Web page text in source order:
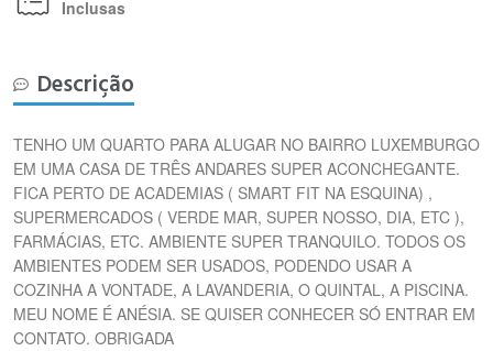
Inclusas
Descrição
TENHO UM QUARTO PARA ALUGAR NO BAIRRO LUXEMBURGO
EM UMA CASA DE TRÊS ANDARES SUPER ACONCHEGANTE.
FICA PERTO DE ACADEMIAS ( SMART FIT NA ESQUINA) ,
SUPERMERCADOS ( VERDE MAR, SUPER NOSSO, DIA, ETC ),
FARMÁCIAS, ETC. AMBIENTE SUPER TRANQUILO. TODOS OS
AMBIENTES PODEM SER USADOS, PODENDO USAR A
COZINHA A VONTADE, A LAVANDERIA, O QUINTAL, A PISCINA.
MEU NOME É ANÉSIA. SE QUISER CONHECER SÓ ENTRAR EM
CONTATO. OBRIGADA